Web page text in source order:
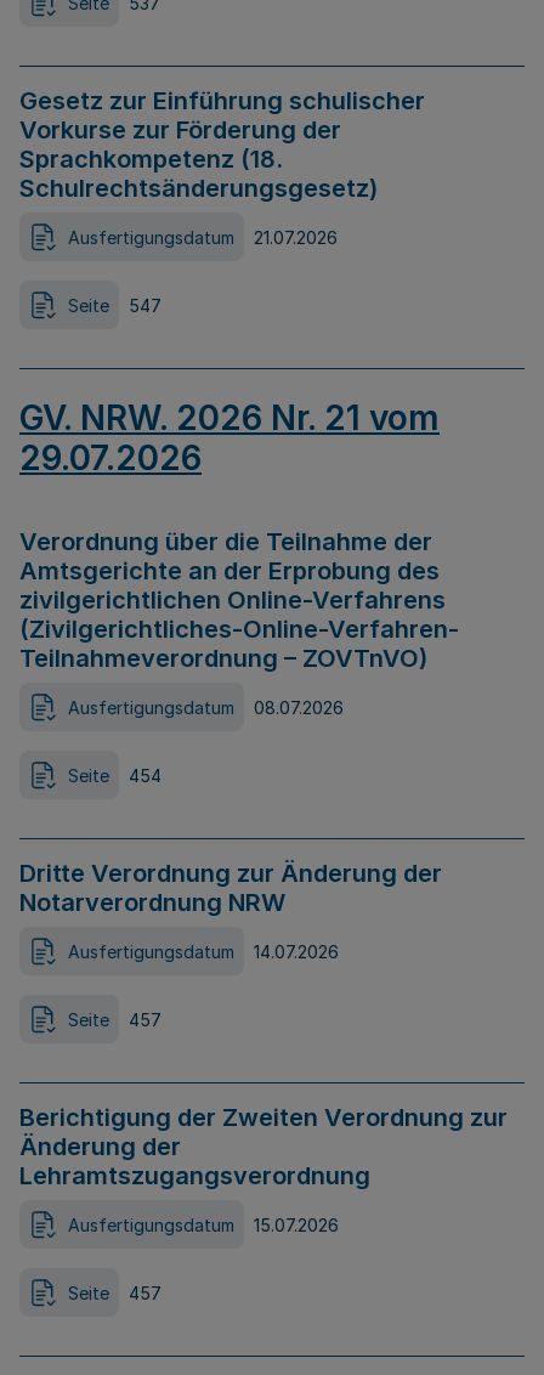
Gesetz zur Einführung schulischer
Vorkurse zur Förderung der
Sprachkompetenz (18.
Schulrechtsänderungsgesetz)
Ausfertigungsdatum 21.07.2026
Seite 547
GV. NRW. 2026 Nr. 21 vom
29.07.2026
Verordnung über die Teilnahme der
Amtsgerichte an der Erprobung des
zivilgerichtlichen Online-Verfahrens
(Zivilgerichtliches-Online-Verfahren-
Teilnahmeverordnung – ZOVTnVO)
Ausfertigungsdatum 08.07.2026
Seite 454
Dritte Verordnung zur Änderung der
Notarverordnung NRW
Ausfertigungsdatum 14.07.2026
Seite 457
Berichtigung der Zweiten Verordnung zur
Änderung der
Lehramtszugangsverordnung
Ausfertigungsdatum 15.07.2026
Seite 457